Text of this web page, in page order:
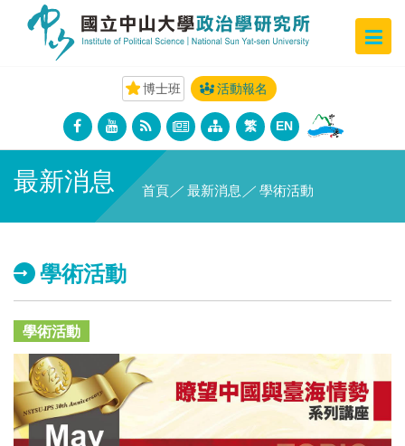
博士班 活動報名
繁 EN
最新消息 首頁 ／ 最新消息 ／ 學術活動
學術活動
學術活動